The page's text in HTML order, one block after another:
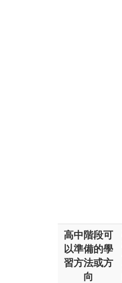
高中階段可
以準備的學
習方法或方
向